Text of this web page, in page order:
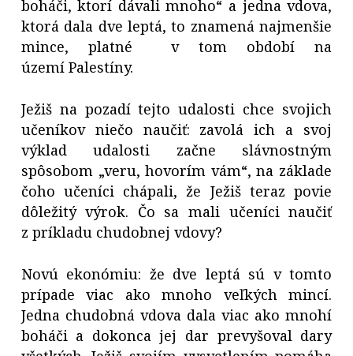
boháči, ktorí dávali mnoho“ a jedna vdova,
ktorá dala dve leptá, to znamená najmenšie
mince, platné v tom období na
území Palestíny.
Ježiš na pozadí tejto udalosti chce svojich
učeníkov niečo naučiť: zavolá ich a svoj
výklad udalosti začne slávnostným
spôsobom „veru, hovorím vám“, na základe
čoho učeníci chápali, že Ježiš teraz povie
dôležitý výrok. Čo sa mali učeníci naučiť
z príkladu chudobnej vdovy?
Novú ekonómiu: že dve leptá sú v tomto
prípade viac ako mnoho veľkých mincí.
Jedna chudobná vdova dala viac ako mnohí
boháči a dokonca jej dar prevyšoval dary